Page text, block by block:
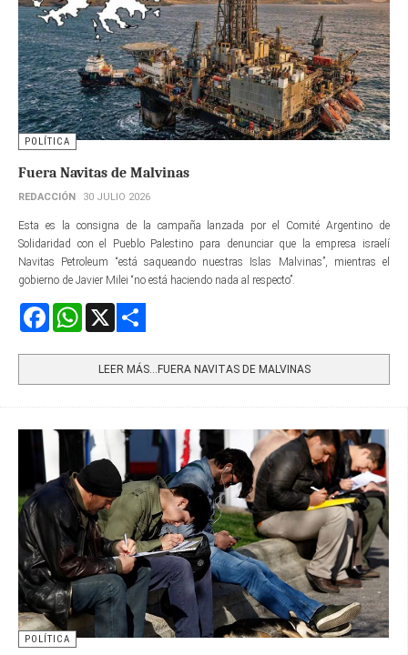
POLÍTICA
Fuera Navitas de Malvinas
REDACCIÓN 30 JULIO 2026
Esta es la consigna de la campaña lanzada por el Comité Argentino de
Solidaridad con el Pueblo Palestino para denunciar que la empresa israelí
Navitas Petroleum “está saqueando nuestras Islas Malvinas”, mientras el
gobierno de Javier Milei “no está haciendo nada al respecto”.
FacebookWhatsApp
LEER MÁS…FUERA NAVITAS DE MALVINAS
POLÍTICA